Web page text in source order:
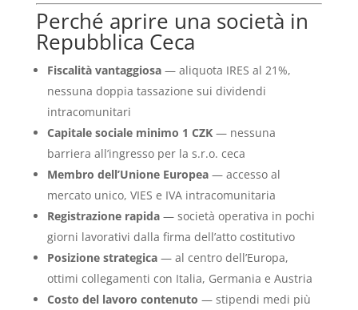
Perché aprire una società in
Repubblica Ceca
Fiscalità vantaggiosa— aliquota IRES al 21%,
nessuna doppia tassazione sui dividendi
intracomunitari
Capitale sociale minimo 1 CZK— nessuna
barriera all’ingresso per la s.r.o. ceca
Membro dell’Unione Europea— accesso al
mercato unico, VIES e IVA intracomunitaria
Registrazione rapida— società operativa in pochi
giorni lavorativi dalla firma dell’atto costitutivo
Posizione strategica— al centro dell’Europa,
ottimi collegamenti con Italia, Germania e Austria
Costo del lavoro contenuto — stipendi medi più